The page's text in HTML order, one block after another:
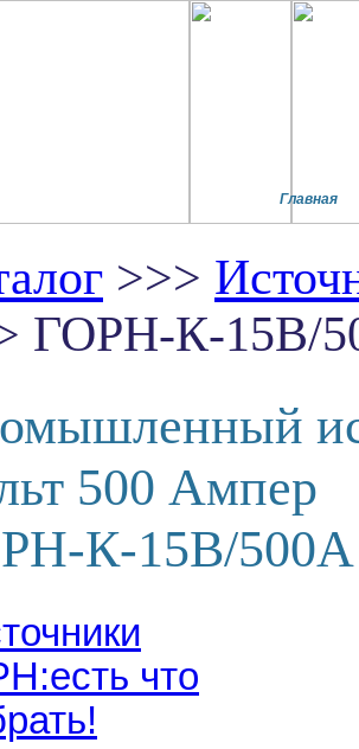
Главная
>>>
ГОРН-К-15В/
500 Ампер
К-15В/500А